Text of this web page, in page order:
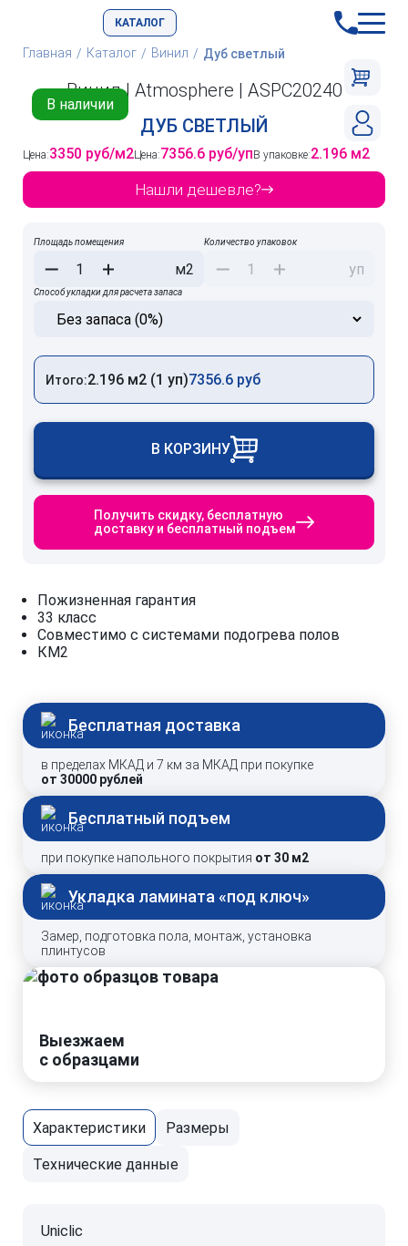
КАТАЛОГ
Главная Каталог Винил Дуб светлый
В наличии
Винил | Atmosphere | ASPC20240
ДУБ СВЕТЛЫЙ
Цена:3350 руб/м2Цена:7356.6 руб/уп В упаковке:2.196 м2
Нашли дешевле?
Площадь помещения
м2
Количество упаковок
уп
Способ укладки для расчета запаса
Итого:2.196 м2 (1 уп)7356.6 руб
В КОРЗИНУ
Получить скидку, бесплатную
доставку и бесплатный подъем
Пожизненная гарантия
33 класс
Совместимо с системами подогрева полов
КМ2
Бесплатная доставка
в пределах МКАД и 7 км за МКАД при покупке
от 30000 рублей
Бесплатный подъем
при покупке напольного покрытия от 30 м2
Укладка ламината «под ключ»
Замер, подготовка пола, монтаж, установка
плинтусов
Выезжаем
с образцами
Характеристики Размеры
Технические данные
Uniclic